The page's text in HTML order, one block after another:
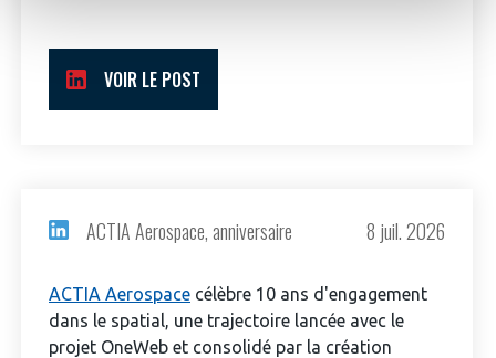
VOIR LE POST
ACTIA Aerospace, anniversaire 8 juil. 2026
ACTIA Aerospace célèbre 10 ans d'engagement
dans le spatial, une trajectoire lancée avec le
projet OneWeb et consolidé par la création